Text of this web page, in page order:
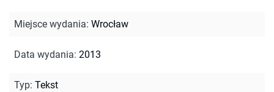
Miejsce wydania: Wrocław
Data wydania: 2013
Typ: Tekst